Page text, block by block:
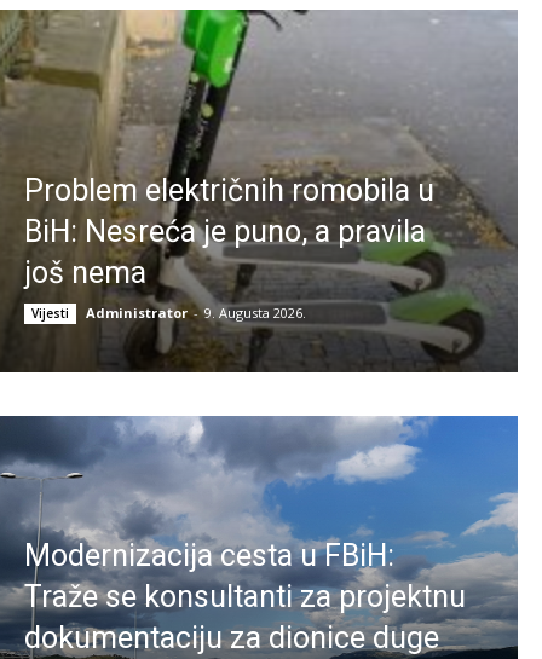
Problem električnih romobila u
BiH: Nesreća je puno, a pravila
još nema
Vijesti Administrator - 9. Augusta 2026.
Modernizacija cesta u FBiH:
Traže se konsultanti za projektnu
dokumentaciju za dionice duge